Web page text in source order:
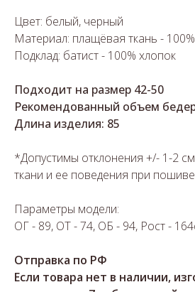
Цвет: белый, черный
Материал: плащёвая ткань -
Подклад: батист - 100% хлопок
Подходит на размер 42-50
Рекомендованный объем
Длина изделия: 85
*Допустимы отклонения +/- 1-2
ткани и ее поведения при
Параметры модели:
ОГ - 89, ОТ - 74, ОБ - 94, Рост -
Отправка по РФ
Если товара нет в наличии,